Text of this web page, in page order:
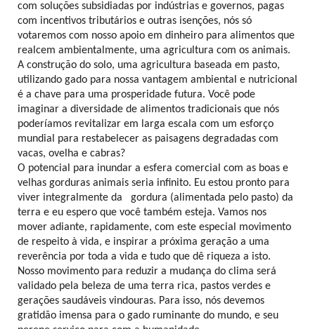
com soluções subsidiadas por indústrias e governos, pagas
com incentivos tributários e outras isenções, nós só
votaremos com nosso apoio em dinheiro para alimentos que
realcem ambientalmente, uma agricultura com os animais.
A construção do solo, uma agricultura baseada em pasto,
utilizando gado para nossa vantagem ambiental e nutricional
é a chave para uma prosperidade futura. Você pode
imaginar a diversidade de alimentos tradicionais que nós
poderíamos revitalizar em larga escala com um esforço
mundial para restabelecer as paisagens degradadas com
vacas, ovelha e cabras?
O potencial para inundar a esfera comercial com as boas e
velhas gorduras animais seria infinito. Eu estou pronto para
viver integralmente da gordura (alimentada pelo pasto) da
terra e eu espero que você também esteja. Vamos nos
mover adiante, rapidamente, com este especial movimento
de respeito à vida, e inspirar a próxima geração a uma
reverência por toda a vida e tudo que dê riqueza a isto.
Nosso movimento para reduzir a mudança do clima será
validado pela beleza de uma terra rica, pastos verdes e
gerações saudáveis vindouras. Para isso, nós devemos
gratidão imensa para o gado ruminante do mundo, e seu